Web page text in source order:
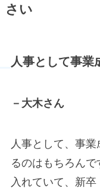
さい
人事として事業
－大木さん
人事として、事
るのはもちろん
入れていて、新